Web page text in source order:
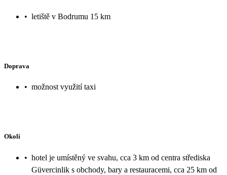
• letiště v Bodrumu 15 km
Doprava
• možnost využití taxi
Okolí
• hotel je umístěný ve svahu, cca 3 km od centra střediska
Güvercinlik s obchody, bary a restauracemi, cca 25 km od